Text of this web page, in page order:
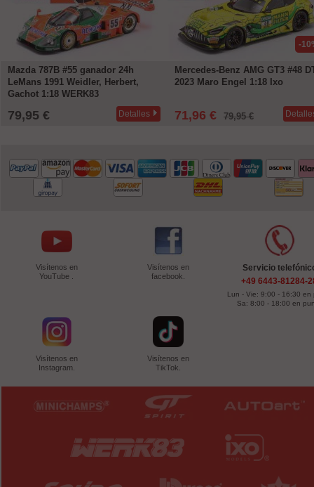
Mazda 787B #55 ganador 24h
LeMans 1991 Weidler, Herbert,
Gachot 1:18 WERK83
79,95 € Detalles
-
Mercedes-Benz AMG GT3 #48
2023 Maro Engel 1:18 Ixo
71,96 € 79,95 €
Visítenos en
YouTube .
Visítenos en
facebook.
Visítenos en
Instagram.
Visítenos en
TikTok.
Servicio
+49 6443-81284-
Lun - Vie: 9:00 - 16:30 en
Sa: 8:00 - 18:00 en